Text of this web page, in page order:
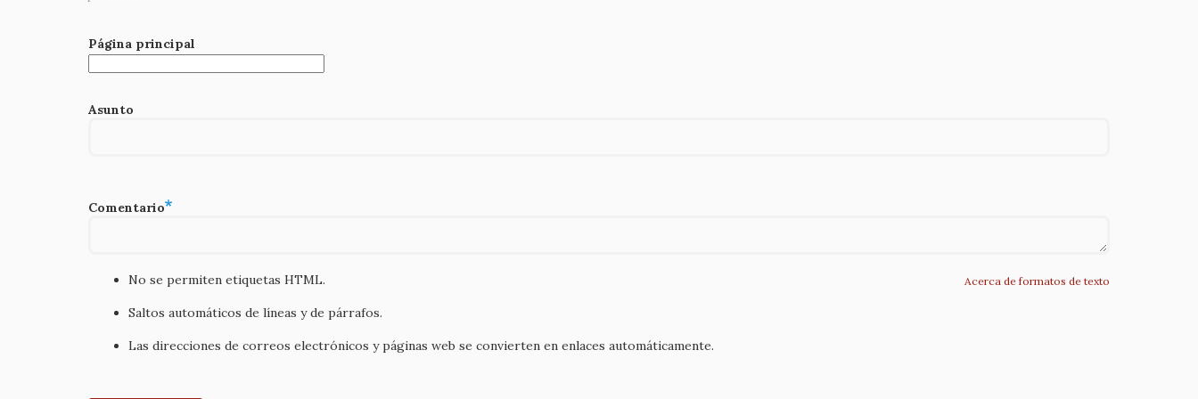
Página principal
Asunto
Comentario
Acerca de formatos de texto
No se permiten etiquetas HTML.
Saltos automáticos de líneas y de párrafos.
Las direcciones de correos electrónicos y páginas web se convierten en enlaces automáticamente.